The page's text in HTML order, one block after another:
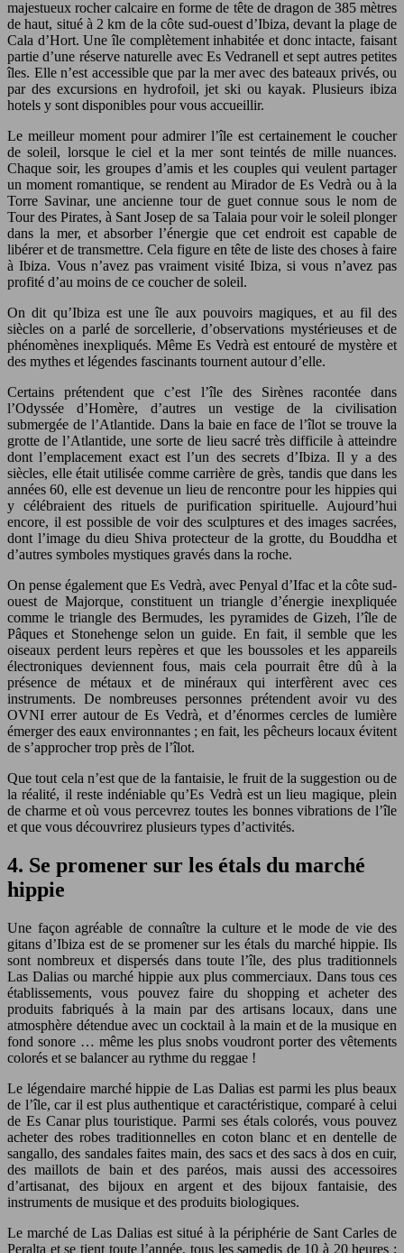
majestueux rocher calcaire en forme de tête de dragon de 385 mètres
de haut, situé à 2 km de la côte sud-ouest d’Ibiza, devant la plage de
Cala d’Hort. Une île complètement inhabitée et donc intacte, faisant
partie d’une réserve naturelle avec Es Vedranell et sept autres petites
îles. Elle n’est accessible que par la mer avec des bateaux privés, ou
par des excursions en hydrofoil, jet ski ou kayak. Plusieurs ibiza
hotels y sont disponibles pour vous accueillir.
Le meilleur moment pour admirer l’île est certainement le coucher
de soleil, lorsque le ciel et la mer sont teintés de mille nuances.
Chaque soir, les groupes d’amis et les couples qui veulent partager
un moment romantique, se rendent au Mirador de Es Vedrà ou à la
Torre Savinar, une ancienne tour de guet connue sous le nom de
Tour des Pirates, à Sant Josep de sa Talaia pour voir le soleil plonger
dans la mer, et absorber l’énergie que cet endroit est capable de
libérer et de transmettre. Cela figure en tête de liste des choses à faire
à Ibiza. Vous n’avez pas vraiment visité Ibiza, si vous n’avez pas
profité d’au moins de ce coucher de soleil.
On dit qu’Ibiza est une île aux pouvoirs magiques, et au fil des
siècles on a parlé de sorcellerie, d’observations mystérieuses et de
phénomènes inexpliqués. Même Es Vedrà est entouré de mystère et
des mythes et légendes fascinants tournent autour d’elle.
Certains prétendent que c’est l’île des Sirènes racontée dans
l’Odyssée d’Homère, d’autres un vestige de la civilisation
submergée de l’Atlantide. Dans la baie en face de l’îlot se trouve la
grotte de l’Atlantide, une sorte de lieu sacré très difficile à atteindre
dont l’emplacement exact est l’un des secrets d’Ibiza. Il y a des
siècles, elle était utilisée comme carrière de grès, tandis que dans les
années 60, elle est devenue un lieu de rencontre pour les hippies qui
y célébraient des rituels de purification spirituelle. Aujourd’hui
encore, il est possible de voir des sculptures et des images sacrées,
dont l’image du dieu Shiva protecteur de la grotte, du Bouddha et
d’autres symboles mystiques gravés dans la roche.
On pense également que Es Vedrà, avec Penyal d’Ifac et la côte sud-
ouest de Majorque, constituent un triangle d’énergie inexpliquée
comme le triangle des Bermudes, les pyramides de Gizeh, l’île de
Pâques et Stonehenge selon un guide. En fait, il semble que les
oiseaux perdent leurs repères et que les boussoles et les appareils
électroniques deviennent fous, mais cela pourrait être dû à la
présence de métaux et de minéraux qui interfèrent avec ces
instruments. De nombreuses personnes prétendent avoir vu des
OVNI errer autour de Es Vedrà, et d’énormes cercles de lumière
émerger des eaux environnantes ; en fait, les pêcheurs locaux évitent
de s’approcher trop près de l’îlot.
Que tout cela n’est que de la fantaisie, le fruit de la suggestion ou de
la réalité, il reste indéniable qu’Es Vedrà est un lieu magique, plein
de charme et où vous percevrez toutes les bonnes vibrations de l’île
et que vous découvrirez plusieurs types d’activités.
4. Se promener sur les étals du marché
hippie
Une façon agréable de connaître la culture et le mode de vie des
gitans d’Ibiza est de se promener sur les étals du marché hippie. Ils
sont nombreux et dispersés dans toute l’île, des plus traditionnels
Las Dalias ou marché hippie aux plus commerciaux. Dans tous ces
établissements, vous pouvez faire du shopping et acheter des
produits fabriqués à la main par des artisans locaux, dans une
atmosphère détendue avec un cocktail à la main et de la musique en
fond sonore … même les plus snobs voudront porter des vêtements
colorés et se balancer au rythme du reggae !
Le légendaire marché hippie de Las Dalias est parmi les plus beaux
de l’île, car il est plus authentique et caractéristique, comparé à celui
de Es Canar plus touristique. Parmi ses étals colorés, vous pouvez
acheter des robes traditionnelles en coton blanc et en dentelle de
sangallo, des sandales faites main, des sacs et des sacs à dos en cuir,
des maillots de bain et des paréos, mais aussi des accessoires
d’artisanat, des bijoux en argent et des bijoux fantaisie, des
instruments de musique et des produits biologiques.
Le marché de Las Dalias est situé à la périphérie de Sant Carles de
Peralta et se tient toute l’année, tous les samedis de 10 à 20 heures ;